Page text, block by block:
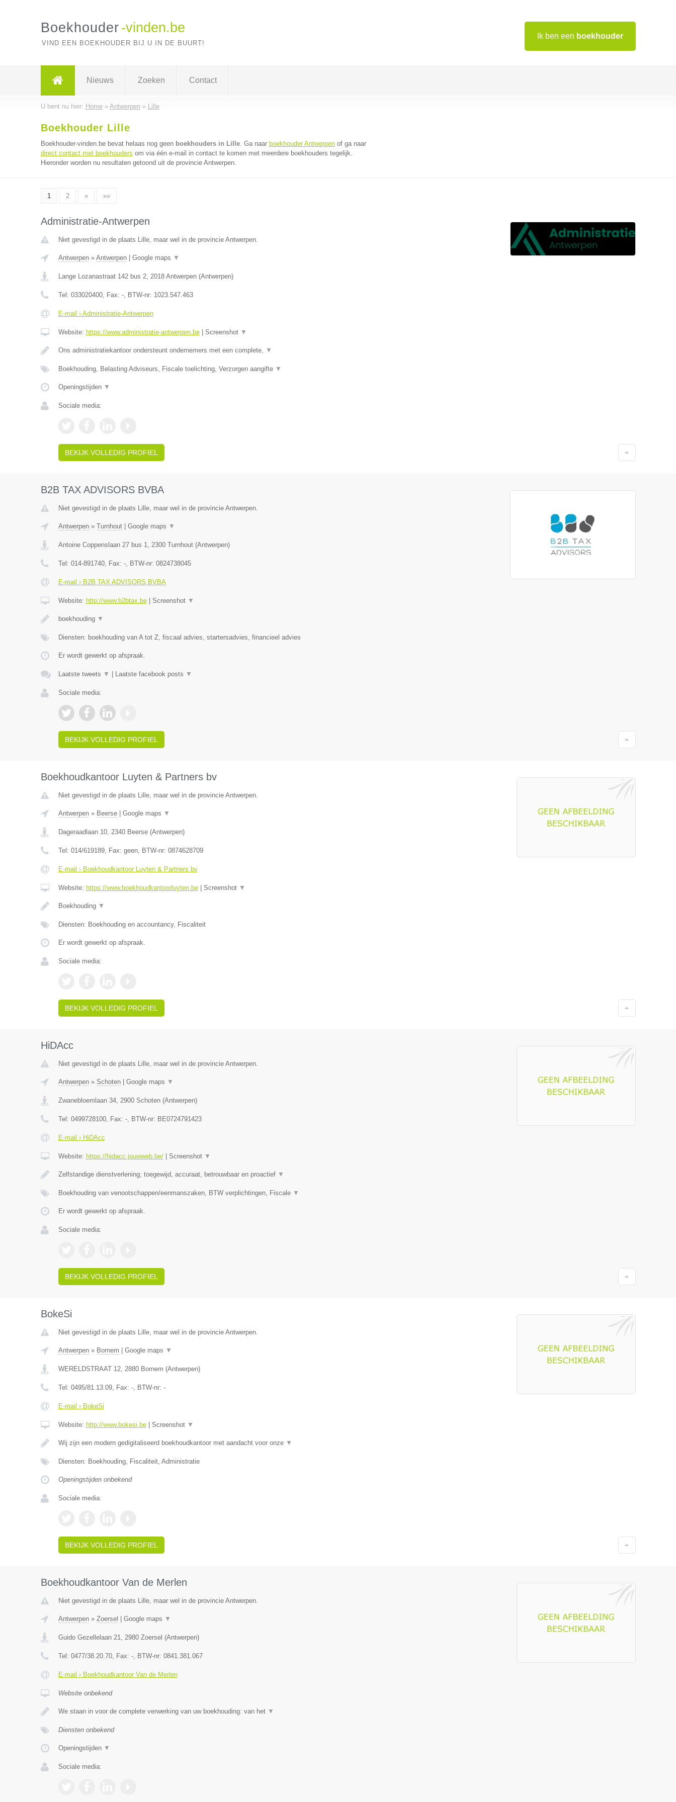
Ik ben een boekhouder
Boekhouder -vinden.be
VIND EEN BOEKHOUDER BIJ U IN DE BUURT!
Nieuws Zoeken Contact
U bent nu hier: Home» Antwerpen» Lille
Boekhouder Lille
Boekhouder-vinden.be bevat helaas nog geen boekhouders in Lille. Ga naar boekhouder Antwerpenof ga naar
direct contact met boekhouders om via één e-mail in contact te komen met meerdere boekhouders tegelijk.
Hieronder worden nu resultaten getoond uit de provincie Antwerpen.
1 2 » »»
Administratie-Antwerpen
Niet gevestigd in de plaats Lille, maar wel in de provincie Antwerpen.
Antwerpen» Antwerpen| Google maps ▼
Lange Lozanastraat 142 bus 2, 2018 Antwerpen(Antwerpen)
Tel: 033020400, Fax: -, BTW-nr: 1023.547.463
E-mail › Administratie-Antwerpen
Website: https://www.administratie-antwerpen.be| Screenshot ▼
Ons administratiekantoor ondersteunt ondernemers met een complete, ▼
Boekhouding, Belasting Adviseurs, Fiscale toelichting, Verzorgen aangifte ▼
Openingstijden ▼
Sociale media:
BEKIJK VOLLEDIG PROFIEL
B2B TAX ADVISORS BVBA
Niet gevestigd in de plaats Lille, maar wel in de provincie Antwerpen.
Antwerpen» Turnhout| Google maps ▼
Antoine Coppenslaan 27 bus 1, 2300 Turnhout(Antwerpen)
Tel: 014-891740, Fax: -, BTW-nr: 0824738045
E-mail › B2B TAX ADVISORS BVBA
Website: http://www.b2btax.be| Screenshot ▼
boekhouding ▼
Diensten: boekhouding van A tot Z, fiscaal advies, startersadvies, financieel advies
Er wordt gewerkt op afspraak.
Laatste tweets ▼ Laatste facebook posts ▼
Sociale media:
BEKIJK VOLLEDIG PROFIEL
Boekhoudkantoor Luyten & Partners bv
Niet gevestigd in de plaats Lille, maar wel in de provincie Antwerpen.
Antwerpen» Beerse| Google maps ▼
Dageraadlaan 10, 2340 Beerse(Antwerpen)
Tel: 014/619189, Fax: geen, BTW-nr: 0874628709
E-mail › Boekhoudkantoor Luyten & Partners bv
Website: https://www.boekhoudkantoorluyten.be| Screenshot ▼
Boekhouding ▼
Diensten: Boekhouding en accountancy, Fiscaliteit
Er wordt gewerkt op afspraak.
Sociale media:
BEKIJK VOLLEDIG PROFIEL
HiDAcc
Niet gevestigd in de plaats Lille, maar wel in de provincie Antwerpen.
Antwerpen» Schoten| Google maps ▼
Zwanebloemlaan 34, 2900 Schoten(Antwerpen)
Tel: 0499728100, Fax: -, BTW-nr: BE0724791423
E-mail › HiDAcc
Website: https://hidacc.jouwweb.be/| Screenshot ▼
Zelfstandige dienstverlening; toegewijd, accuraat, betrouwbaar en proactief ▼
Boekhouding van venootschappen/eenmanszaken, BTW verplichtingen, Fiscale ▼
Er wordt gewerkt op afspraak.
Sociale media:
BEKIJK VOLLEDIG PROFIEL
BokeSi
Niet gevestigd in de plaats Lille, maar wel in de provincie Antwerpen.
Antwerpen» Bornem Google maps ▼
WERELDSTRAAT 12, 2880 Bornem (Antwerpen)
Tel: 0495/81.13.09, Fax: -, BTW-nr: -
E-mail › BokeSi
Website: http://www.bokesi.be| Screenshot ▼
Wij zijn een modern gedigitaliseerd boekhoudkantoor met aandacht voor onze ▼
Diensten: Boekhouding, Fiscaliteit, Administratie
Openingstijden onbekend
Sociale media:
BEKIJK VOLLEDIG PROFIEL
Boekhoudkantoor Van de Merlen
Niet gevestigd in de plaats Lille, maar wel in de provincie Antwerpen.
Antwerpen» Zoersel Google maps ▼
Guido Gezellelaan 21, 2980 Zoersel (Antwerpen)
Tel: 0477/38.20.70, Fax: -, BTW-nr: 0841.381.067
E-mail › Boekhoudkantoor Van de Merlen
Website onbekend
We staan in voor de complete verwerking van uw boekhouding: van het ▼
Diensten onbekend
Openingstijden ▼
Sociale media: